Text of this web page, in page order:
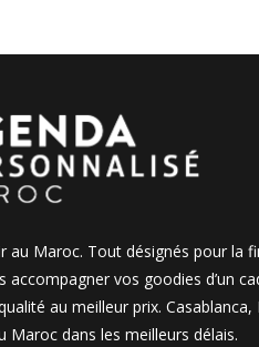
Maroc. Tout désignés pour la
vos goodies d’un
au meilleur prix.
Maroc dans les meilleurs délais.